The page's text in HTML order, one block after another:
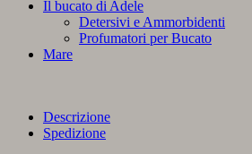
Il bucato di Adele
Detersivi e Ammorbidenti
Profumatori per Bucato
Mare
Descrizione
Spedizione